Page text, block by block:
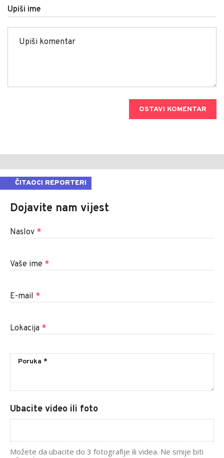
Upiši ime
OSTAVI KOMENTAR
ČITAOCI REPORTERI
Dojavite nam vijest
Naslov *
Vaše ime *
E-mail *
Lokacija *
Ubacite video ili foto
Možete da ubacite do 3 fotografije ili videa. Ne smije biti